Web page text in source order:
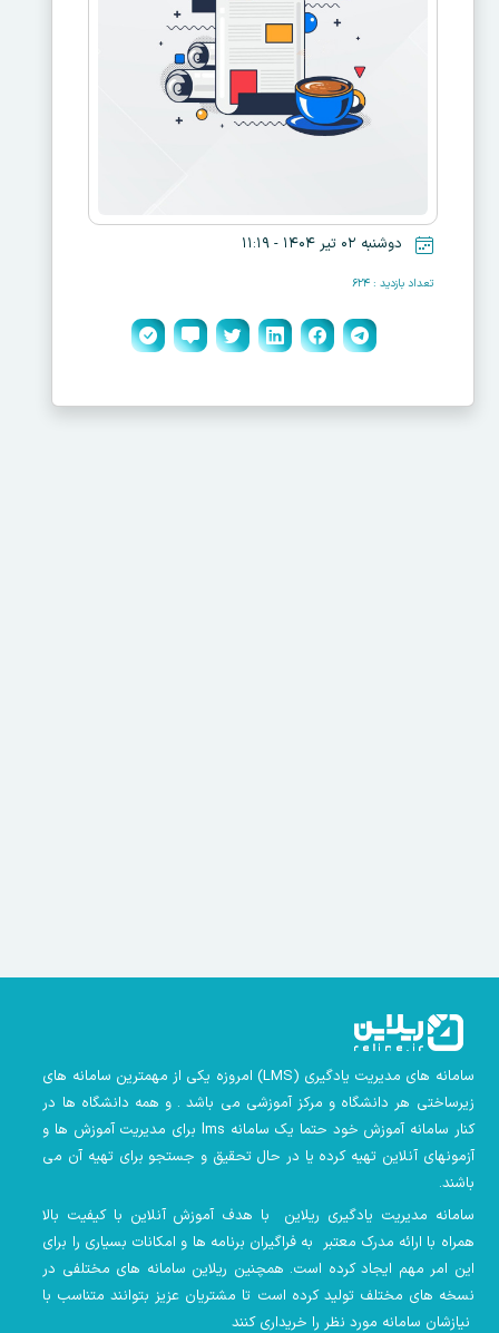
دوشنبه ۰۲ تیر ۱۴۰۴ - ۱۱:۱۹
تعداد بازدید : ۶۲۴
سامانه های مدیریت یادگیری (LMS) امروزه یکی از مهمترین سامانه های
زیرساختی هر دانشگاه و مرکز آموزشی می باشد . و همه دانشگاه ها در
کنار سامانه آموزش خود حتما یک سامانه lms
برای مدیریت آموزش ها و
آزمونهای آنلاین تهیه کرده یا در حال تحقیق و جستجو برای تهیه آن می
باشند.
سامانه مدیریت یادگیری ریلاین با هدف آموزش آنلاین با کیفیت بالا
همراه با ارائه مدرک معتبر به فراگیران برنامه ها و امکانات بسیاری را برای
این امر مهم ایجاد کرده است. همچنین ریلاین سامانه های مختلفی در
نسخه های مختلف تولید کرده است تا مشتریان عزیز بتوانند متناسب با